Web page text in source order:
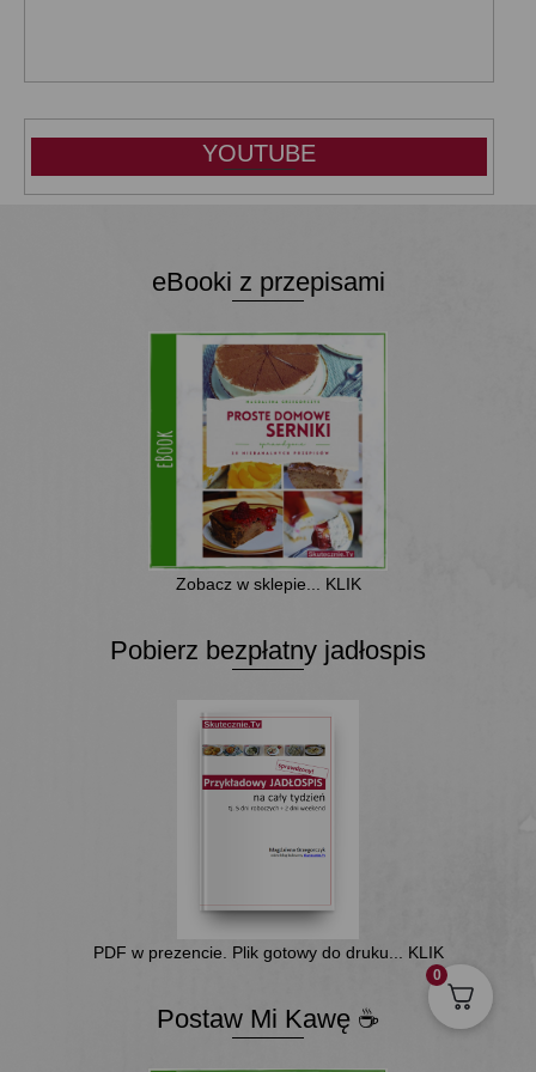
YOUTUBE
eBooki z przepisami
Zobacz w sklepie... KLIK
Pobierz bezpłatny jadłospis
PDF w prezencie. Plik gotowy do druku... KLIK
Postaw Mi Kawę ☕
0